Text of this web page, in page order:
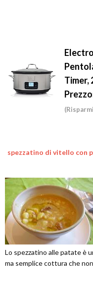
Timer,
spezzatino di vitello con
Lo spezzatino alle patate è
ma semplice cottura che